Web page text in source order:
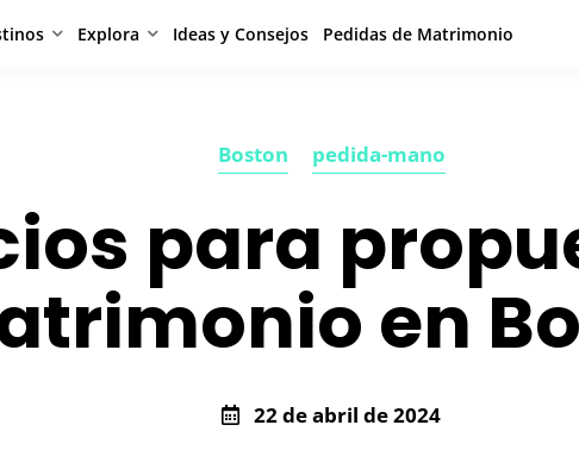
Explora Ideas y Consejos Pedidas de Matrimonio
Boston pedida-mano
para
en
22 de abril de 2024